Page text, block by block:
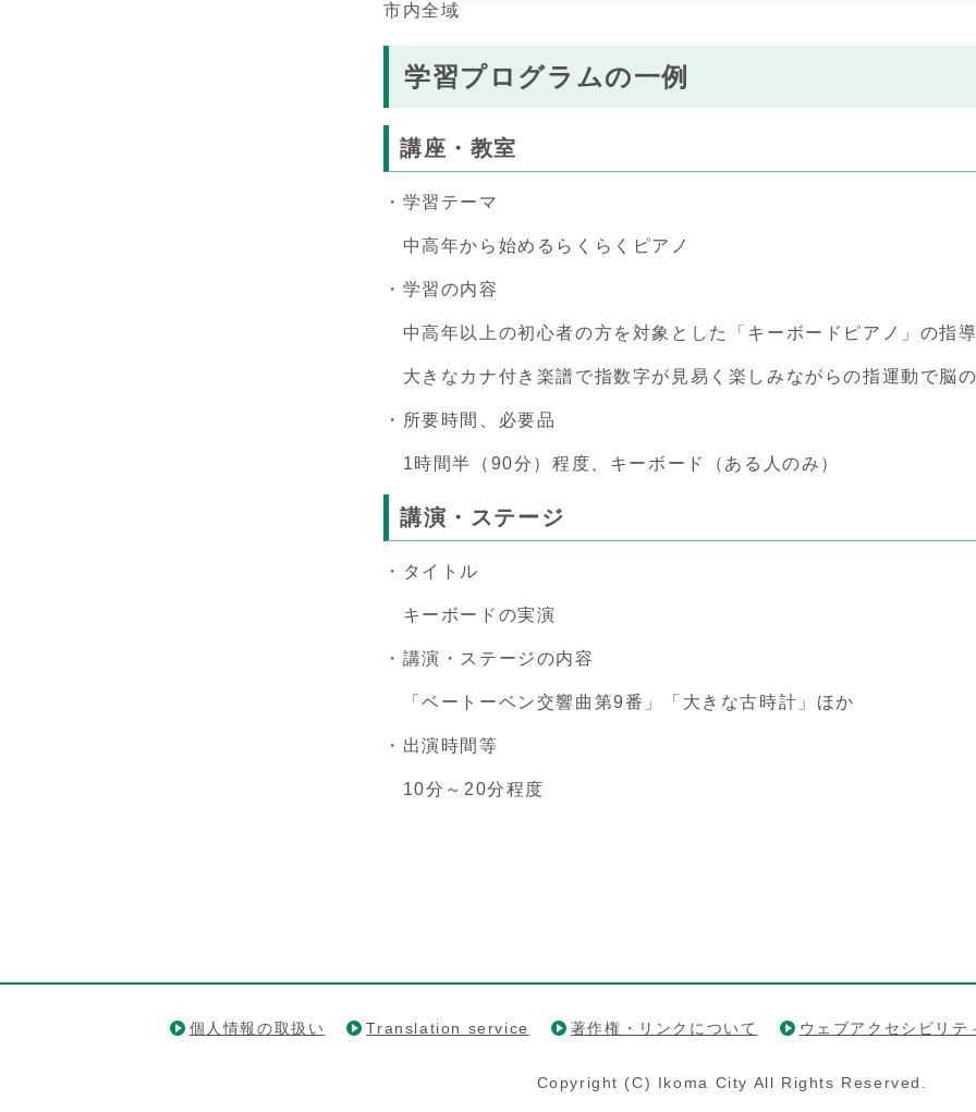
市内全域
学習プログラムの一例
講座・教室
・学習テーマ
中高年から始めるらくらくピアノ
・学習の内容
中高年以上の初心者の方を対象とした「キーボードピアノ」の指
大きなカナ付き楽譜で指数字が見易く楽しみながらの指運動で脳
・所要時間、必要品
1時間半（90分）程度、キーボード（ある人のみ）
講演・ステージ
・タイトル
キーボードの実演
・講演・ステージの内容
「ベートーベン交響曲第9番」「大きな古時計」ほか
・出演時間等
10分～20分程度
個人情報の取扱い Translation service 著作権・リンクについて ウェブアクセシビリテ
Copyright (C) Ikoma City All Rights Reserved.